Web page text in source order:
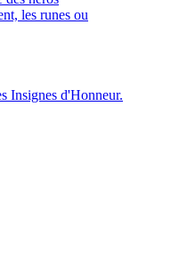
les runes ou
Insignes d'Honneur.